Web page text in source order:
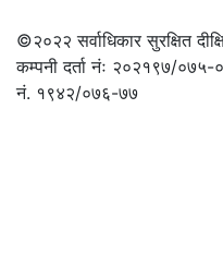
©२०२२सर्वाधिकार सुरक्षित
कम्पनी दर्ता नंः २०२१९७/०७५-
नं. १९४२/०७६-७७